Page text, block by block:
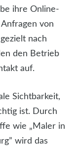
ihre Online-
von
nach
den Betrieb
auf.
Sichtbarkeit,
ist. Durch
wie „Maler in
wird das